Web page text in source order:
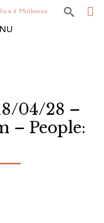
à Mulhouse 
04/28 –
– People: